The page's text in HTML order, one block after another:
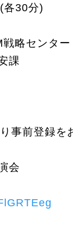
30分)
センター
課
事前登録を
会